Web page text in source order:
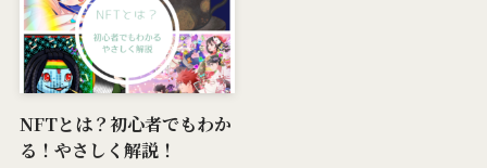
NFTとは？初心者でもわか
る！やさしく解説！